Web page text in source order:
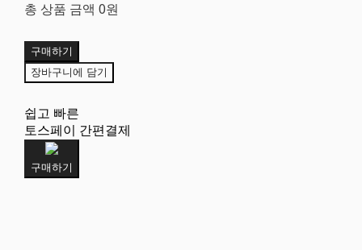
총 상품 금액 0원
구매하기
장바구니에 담기
쉽고 빠른
토스페이 간편결제
구매하기